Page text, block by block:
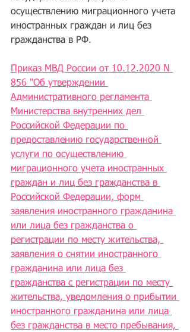
осуществлению миграционного учета
иностранных граждан и лиц без
гражданства в РФ.
Приказ МВД России от 10.12.2020 N
856 "Об утверждении
Административного регламента
Министерства внутренних дел
Российской Федерации по
предоставлению государственной
услуги по осуществлению
миграционного учета иностранных
граждан и лиц без гражданства в
Российской Федерации, форм
заявления иностранного гражданина
или лица без гражданства о
регистрации по месту жительства,
заявления о снятии иностранного
гражданина или лица без
гражданства с регистрации по месту
жительства, уведомления о прибытии
иностранного гражданина или лица
без гражданства в место пребывания,